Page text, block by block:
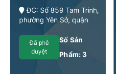
ĐC: Số 859 Tam Trinh,
phường Yên Sở, quận
Hoàng Mai, Hà Nội
Đã phê
duyệt
Số Sản
Phẩm:3